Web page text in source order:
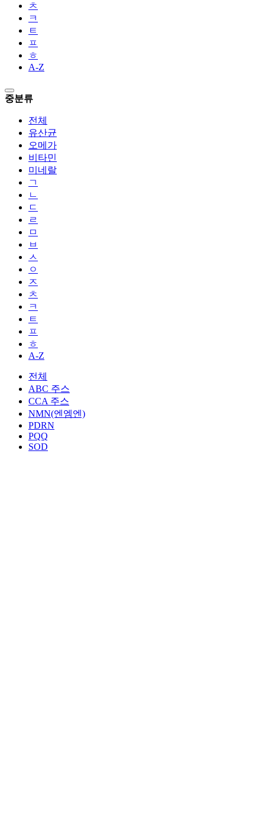
ㅊ
ㅋ
ㅌ
ㅍ
ㅎ
A-Z
중분류
전체
유산균
오메가
비타민
미네랄
ㄱ
ㄴ
ㄷ
ㄹ
ㅁ
ㅂ
ㅅ
ㅇ
ㅈ
ㅊ
ㅋ
ㅌ
ㅍ
ㅎ
A-Z
전체
ABC 주스
CCA 주스
NMN(엔엠엔)
PDRN
PQQ
SOD